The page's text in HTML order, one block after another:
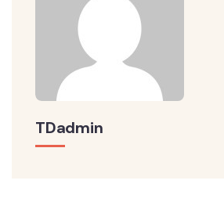
TDadmin